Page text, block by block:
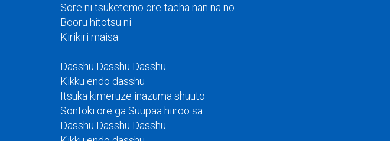
Sore ni tsuketemo ore-tacha nan na no
Booru hitotsu ni
Kirikiri maisa
Dasshu Dasshu Dasshu
Kikku endo dasshu
Itsuka kimeruze inazuma shuuto
Sontoki ore ga Suupaa hiiroo sa
Dasshu Dasshu Dasshu